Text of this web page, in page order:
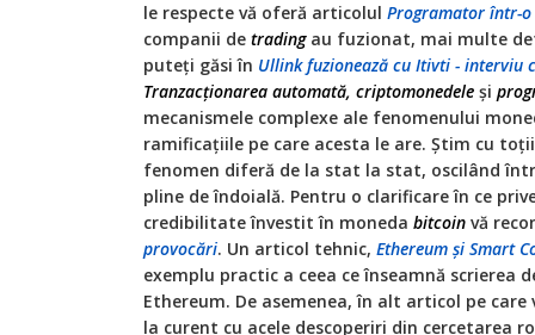
le respecte vă oferă articolul Programator într-
companii de tradingau fuzionat, mai multe
puteți găsi în Ullink fuzionează cu Itivti - interviu
Tranzacţionarea automată, criptomonedele şi
mecanismele complexe ale fenomenului
ramificațiile pe care acesta le are. Știm cu
fenomen diferă de la stat la stat, oscilând
pline de îndoială. Pentru o clarificare în ce
credibilitate învestit în moneda bitcoin vă
provocări. Un articol tehnic, Ethereum și Smart
exemplu practic a ceea ce înseamnă scrierea
Ethereum. De asemenea, în alt articol pe
la curent cu acele descoperiri din cercetarea